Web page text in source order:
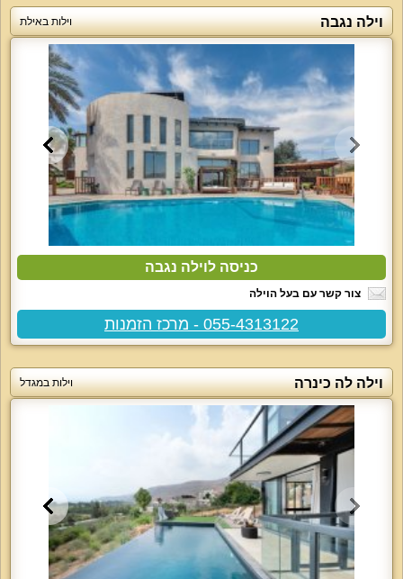
וילה נגבה וילות באילת
כניסה לוילה נגבה
צור קשר עם בעל הוילה
055-4313122 - מרכז הזמנות
וילה לה כינרה וילות במגדל